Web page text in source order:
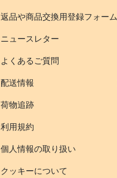
返品や商品交換用登録フォーム
ニュースレター
よくあるご質問
配送情報
荷物追跡
利用規約
個人情報の取り扱い
クッキーについて